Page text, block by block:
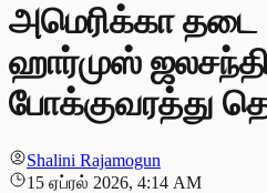
அமெரிக்கா தடை
ஹார்முஸ்
போக்குவரத்து
Shalini Rajamogun
15 ஏப்ரல் 2026, 4:14 AM